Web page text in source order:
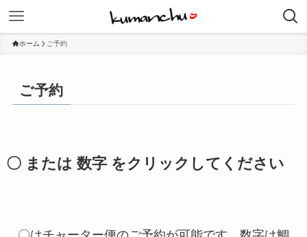
ホーム ご予約
ご予約
〇 または 数字 をクリックしてください